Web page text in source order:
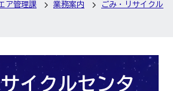
ア管理課 業務案内 ごみ・リサイクル
イクルセンタ